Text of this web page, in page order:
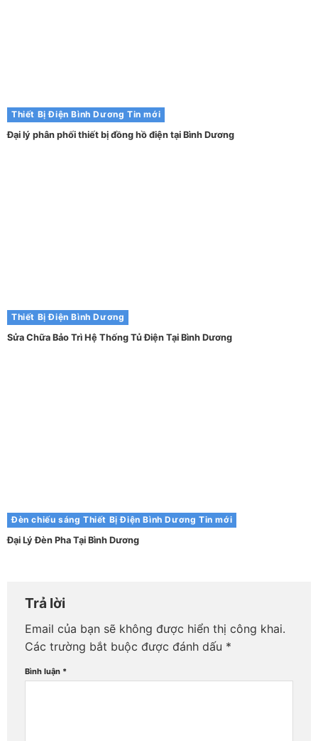
Thiết Bị Điện Bình Dương Tin mới
Đại lý phân phối thiết bị đồng hồ điện tại Bình Dương
Thiết Bị Điện Bình Dương
Sửa Chữa Bảo Trì Hệ Thống Tủ Điện Tại Bình Dương
Đèn chiếu sáng Thiết Bị Điện Bình Dương Tin mới
Đại Lý Đèn Pha Tại Bình Dương
Trả lời
Email của bạn sẽ không được hiển thị công khai.
Các trường bắt buộc được đánh dấu *
Bình luận *